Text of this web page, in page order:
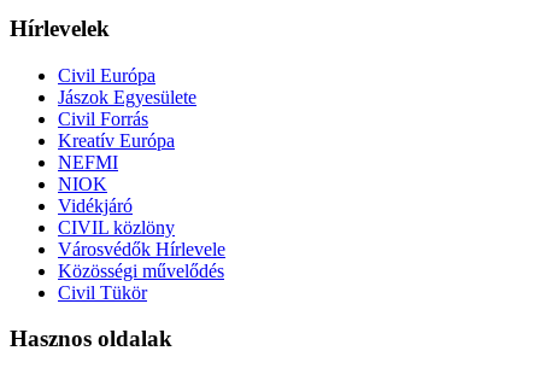
Hírlevelek
Civil Európa
Jászok Egyesülete
Civil Forrás
Kreatív Európa
NEFMI
NIOK
Vidékjáró
CIVIL közlöny
Városvédők Hírlevele
Közösségi művelődés
Civil Tükör
Hasznos oldalak